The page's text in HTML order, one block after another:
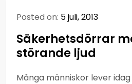
Posted on: 5 juli, 2013
Säkerhetsdörrar
störande ljud
Många människor lever